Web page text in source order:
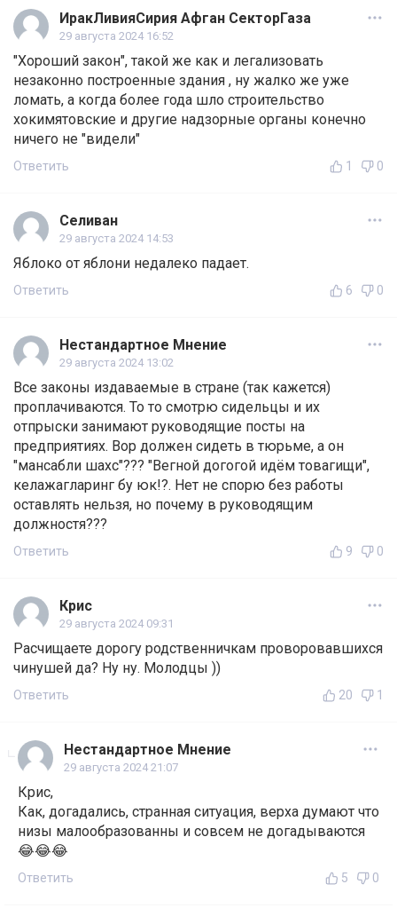
ИракЛивияСирия Афган СекторГаза
29 августа 2024 16:52
"Хороший закон", такой же как и легализовать
незаконно построенные здания , ну жалко же уже
ломать, а когда более года шло строительство
хокимятовские и другие надзорные органы конечно
ничего не "видели"
Ответить 1 0
Селиван
29 августа 2024 14:53
Яблоко от яблони недалеко падает.
Ответить 6 0
Нестандартное Мнение
29 августа 2024 13:02
Все законы издаваемые в стране (так кажется)
проплачиваются. То то смотрю сидельцы и их
отпрыски занимают руководящие посты на
предприятиях. Вор должен сидеть в тюрьме, а он
"мансабли шахс"??? "Вегной догогой идём товагищи",
келажагларинг бу юк!?. Нет не спорю без работы
оставлять нельзя, но почему в руководящим
должностя???
Ответить 9 0
Крис
29 августа 2024 09:31
Расчищаете дорогу родственничкам проворовавшихся
чинушей да? Ну ну. Молодцы ))
Ответить 20 1
Нестандартное Мнение
29 августа 2024 21:07
Крис,
Как, догадались, странная ситуация, верха думают что
низы малообразованны и совсем не догадываются
😂😂😂
Ответить 5 0